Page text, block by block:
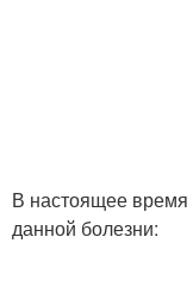
В настоящее время
данной болезни: